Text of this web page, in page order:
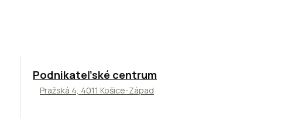
ODPORÚČAME
Podnikateľské centrum
Pražská 4, 4011 Košice-Západ